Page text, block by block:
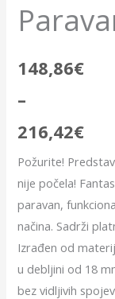
148,86€
–
216,42€
Požurite!
nije počela!
paravan,
načina. Sadrži
Izrađen od
u debljini od 18
bez vidljivih